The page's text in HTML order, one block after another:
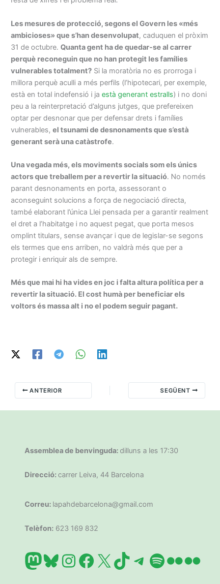
Les mesures de protecció, segons el Govern les «més
ambicioses» que s’han desenvolupat, caduquen el pròxim
31 de octubre.Quanta gent ha de quedar-se al carrer
perquè reconeguin que no han protegit les famílies
vulnerables totalment? Si la moratòria no es prorroga i
millora perquè aculli a més perfils (l’hipotecari, per exemple,
està en total indefensió i jaestà generant estralls) i no doni
peu a la reinterpretació d’alguns jutges, que prefereixen
optar per desnonar que per defensar drets i famílies
vulnerables,el tsunami de desnonaments que s’està
generant serà una catàstrofe.
Una vegada més, els moviments socials som els únics
actors que treballem per a revertir la situació. No només
parant desnonaments en porta, assessorant o
aconseguint solucions a força de negociació directa,
també elaborant l’única Llei pensada per a garantir realment
el dret a l’habitatge i no aquest pegat, que porta mesos
omplint titulars, sense avançar i que de legislar-se segons
els termes que ens arriben, no valdrà més que per a
protegir i enriquir als de sempre.
Més que mai hi ha vides en joc i falta altura política per a
revertir la situació. El cost humà per beneficiar els
voltors és massa alt i no el podem seguir pagant.
ANTERIOR SEGÜENT
Assemblea de benvinguda: dilluns a les 17:30
Direcció: carrer Leiva, 44 Barcelona
Correu: lapahdebarcelona@gmail.com
Telèfon: 623 169 832
Mastodon
Bluesky
Instagram
Facebook
X TikTok
Telegram
Spotify
Flickr